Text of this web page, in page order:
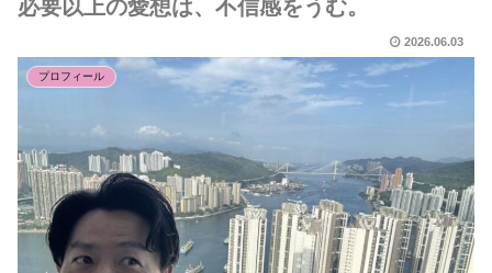
必要以上の愛想は、不信感をうむ。
2026.06.03
プロフィール